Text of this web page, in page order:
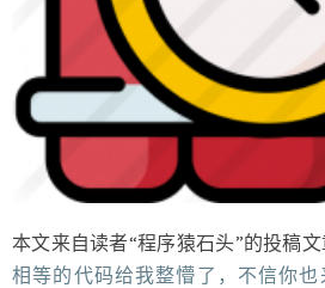
本文来自读者“程序猿石头”的投稿
相等的代码给我整懵了，不信你也